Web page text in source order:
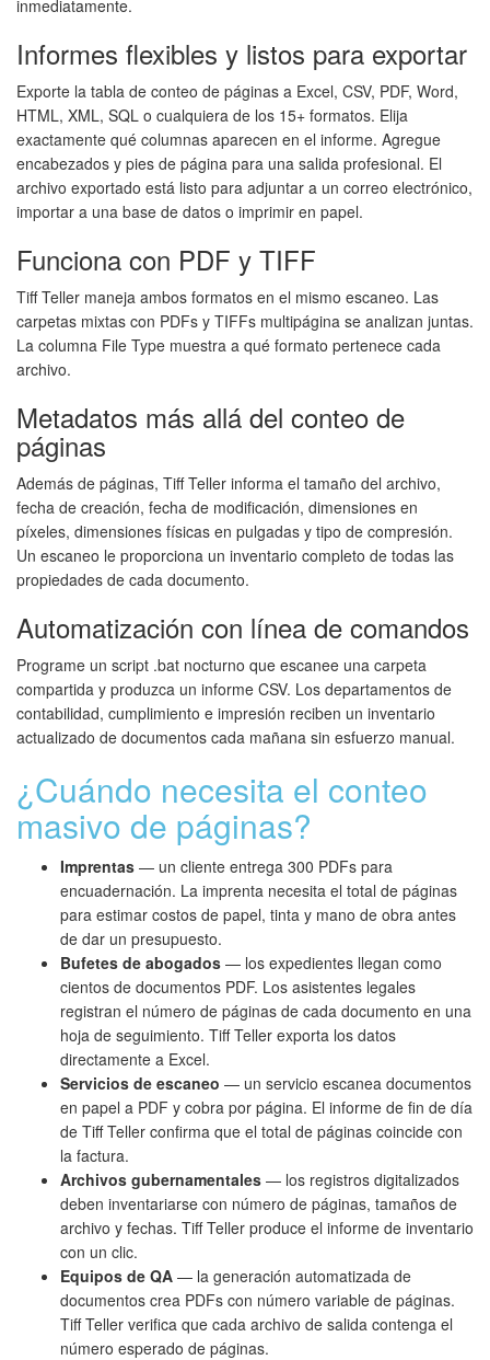
inmediatamente.
Informes flexibles y listos para exportar
Exporte la tabla de conteo de páginas a Excel, CSV, PDF, Word,
HTML, XML, SQL o cualquiera de los 15+ formatos. Elija
exactamente qué columnas aparecen en el informe. Agregue
encabezados y pies de página para una salida profesional. El
archivo exportado está listo para adjuntar a un correo electrónico,
importar a una base de datos o imprimir en papel.
Funciona con PDF y TIFF
Tiff Teller maneja ambos formatos en el mismo escaneo. Las
carpetas mixtas con PDFs y TIFFs multipágina se analizan juntas.
La columna File Type muestra a qué formato pertenece cada
archivo.
Metadatos más allá del conteo de
páginas
Además de páginas, Tiff Teller informa el tamaño del archivo,
fecha de creación, fecha de modificación, dimensiones en
píxeles, dimensiones físicas en pulgadas y tipo de compresión.
Un escaneo le proporciona un inventario completo de todas las
propiedades de cada documento.
Automatización con línea de comandos
Programe un script .bat nocturno que escanee una carpeta
compartida y produzca un informe CSV. Los departamentos de
contabilidad, cumplimiento e impresión reciben un inventario
actualizado de documentos cada mañana sin esfuerzo manual.
¿Cuándo necesita el conteo
masivo de páginas?
Imprentas — un cliente entrega 300 PDFs para
encuadernación. La imprenta necesita el total de páginas
para estimar costos de papel, tinta y mano de obra antes
de dar un presupuesto.
Bufetes de abogados — los expedientes llegan como
cientos de documentos PDF. Los asistentes legales
registran el número de páginas de cada documento en una
hoja de seguimiento. Tiff Teller exporta los datos
directamente a Excel.
Servicios de escaneo — un servicio escanea documentos
en papel a PDF y cobra por página. El informe de fin de día
de Tiff Teller confirma que el total de páginas coincide con
la factura.
Archivos gubernamentales — los registros digitalizados
deben inventariarse con número de páginas, tamaños de
archivo y fechas. Tiff Teller produce el informe de inventario
con un clic.
Equipos de QA — la generación automatizada de
documentos crea PDFs con número variable de páginas.
Tiff Teller verifica que cada archivo de salida contenga el
número esperado de páginas.